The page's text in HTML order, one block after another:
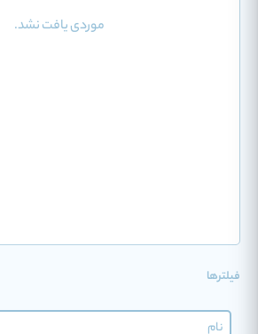
موردی یافت نشد.
فیلترها